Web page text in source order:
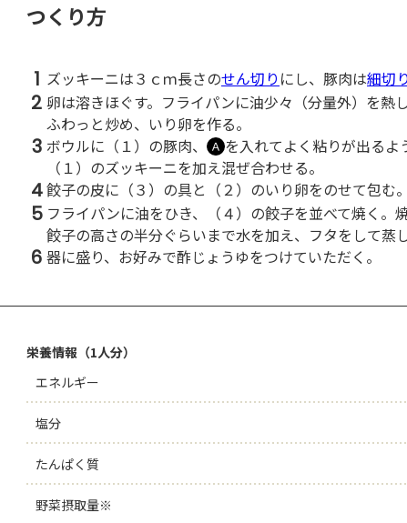
つくり方
1 ズッキーニは３ｃｍ長さのせん切り にし、豚肉は細切り
2 卵は溶きほぐす。フライパンに油少々（分量外）を熱
ふわっと炒め、いり卵を作る。
3 ボウルに（１）の豚肉、 Ａ を入れてよく粘りが出るよ
（１）のズッキーニを加え混ぜ合わせる。
4餃子の皮に（３）の具と（２）のいり卵をのせて包む。
5 フライパンに油をひき、（４）の餃子を並べて焼く。
餃子の高さの半分ぐらいまで水を加え、フタをして蒸
6 器に盛り、お好みで酢じょうゆをつけていただく。
栄養情報（1人分）
エネルギー
塩分
たんぱく質
野菜摂取量※